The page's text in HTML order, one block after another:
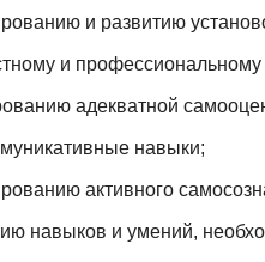
и развитию
и профессиональному
адекватной
навыки;
активного
навыков и умений,